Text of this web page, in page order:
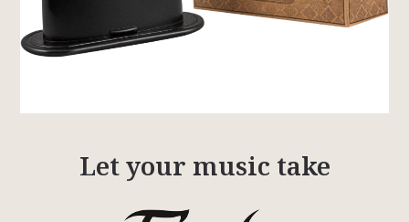
Let your music take